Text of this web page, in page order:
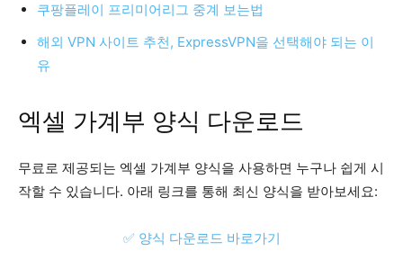
쿠팡플레이 프리미어리그 중계 보는법
해외 VPN 사이트 추천, ExpressVPN을 선택해야 되는 이
유
엑셀 가계부 양식 다운로드
무료로 제공되는 엑셀 가계부 양식을 사용하면 누구나 쉽게 시
작할 수 있습니다. 아래 링크를 통해 최신 양식을 받아보세요:
✅ 양식 다운로드 바로가기